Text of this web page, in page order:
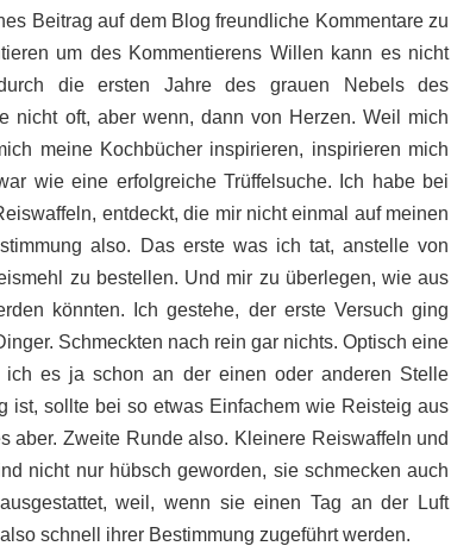
Beitrag auf dem Blog freundliche Kommentare zu
um des Kommentierens Willen kann es nicht
die ersten Jahre des grauen Nebels des
nicht oft, aber wenn, dann von Herzen. Weil mich
meine Kochbücher inspirieren, inspirieren mich
wie eine erfolgreiche Trüffelsuche. Ich habe bei
entdeckt, die mir nicht einmal auf meinen
also. Das erste was ich tat, anstelle von
zu bestellen. Und mir zu überlegen, wie aus
könnten. Ich gestehe, der erste Versuch ging
Schmeckten nach rein gar nichts. Optisch eine
ich es ja schon an der einen oder anderen Stelle
ist, sollte bei so etwas Einfachem wie Reisteig aus
aber. Zweite Runde also. Kleinere Reiswaffeln und
nicht nur hübsch geworden, sie schmecken auch
weil, wenn sie einen Tag an der Luft
schnell ihrer Bestimmung zugeführt werden.